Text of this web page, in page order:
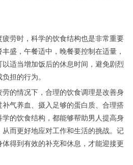
劳时，科学的饮食结构也是非常重要
盛，午餐适中，晚餐要控制在适量，
适当增加饭后的休息时间，避免剧烈
担的行为。
的情况下，合理的饮食调理是改善身
气养血、摄入足够的蛋白质、合理搭
的饮食结构，都能够帮助男人提高身
而更好地应对工作和生活的挑战。记
得到有效的补充和休息，才能迎接更